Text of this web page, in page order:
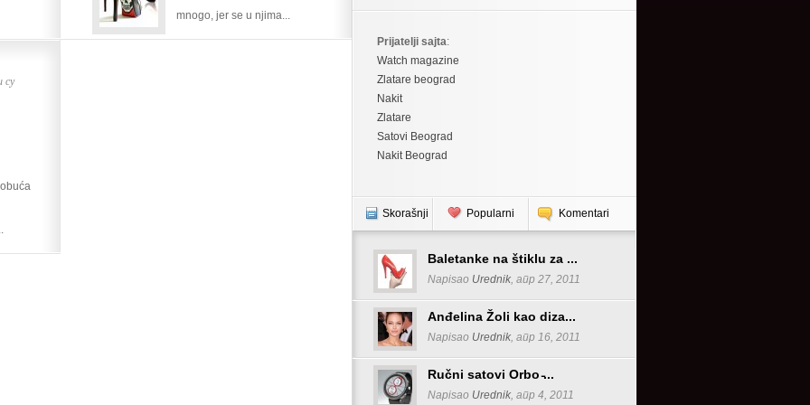
fazonu
mnogo, jer se u njima...
су
Prijatelji sajta:
Watch magazine
Zlatare beograd
Nakit
Zlatare
Satovi Beograd
Nakit Beograd
Skorašnji Popularni Komentari
Baletanke na štiklu za ...
Napisao Urednik, апр 27, 2011
Anđelina Žoli kao diza...
Napisao Urednik, апр 16, 2011
Ručni satovi Orbo ̵...
Napisao Urednik, апр 4, 2011